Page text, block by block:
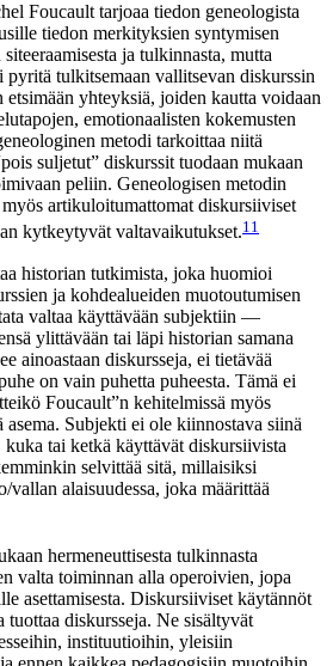
Foucault tarjoaa tiedon geneologista
tiedon merkityksien syntymisen
ja tulkinnasta, mutta
pyritä tulkitsemaan vallitsevan diskurssin
yhteyksiä, joiden kautta voidaan
emotionaalisten kokemusten
metodi tarkoittaa niitä
suljetut” diskurssit tuodaan mukaan
peliin. Geneologisen metodin
artikuloitumattomat diskursiiviset
kytkeytyvät valtavaikutukset.11
historian tutkimista, joka huomioi
ja kohdealueiden muotoutumisen
valtaa käyttävään subjektiin —
ylittävään tai läpi historian samana
ainoastaan diskursseja, ei tietävää
on vain puhetta puheesta. Tämä ei
Foucault”n kehitelmissä myös
Subjekti ei ole kiinnostava siinä
kuka tai ketkä käyttävät diskursiivista
selvittää sitä, millaisiksi
alaisuudessa, joka määrittää
hermeneuttisesta tulkinnasta
valta toiminnan alla operoivien, jopa
asettamisesta. Diskursiiviset käytännöt
tuottaa diskursseja. Ne sisältyvät
instituutioihin, yleisiin